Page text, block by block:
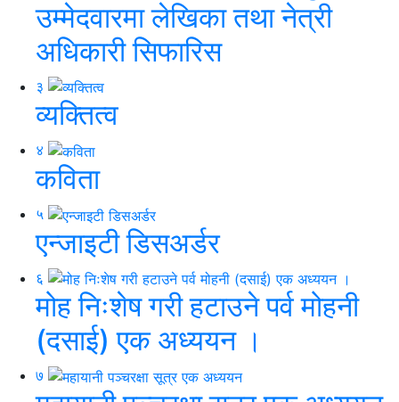
उम्मेदवारमा लेखिका तथा नेत्री
अधिकारी सिफारिस
३
व्यक्तित्व
४
कविता
५
एन्जाइटी डिसअर्डर
६
मोह निःशेष गरी हटाउने पर्व मोहनी
(दसाई) एक अध्ययन ।
७